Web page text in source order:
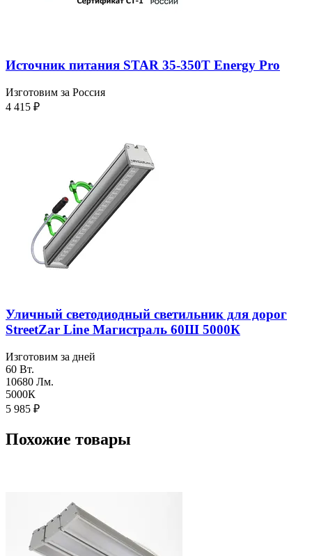
Источник питания STAR 35-350T Energy Pro
Изготовим за Россия
4 415 ₽
Уличный светодиодный светильник для дорог
StreetZar Line Магистраль 60Ш 5000К
Изготовим за дней
60 Вт.
10680 Лм.
5000К
5 985 ₽
Похожие товары